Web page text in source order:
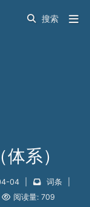
系）
04 词条
阅读量: 709